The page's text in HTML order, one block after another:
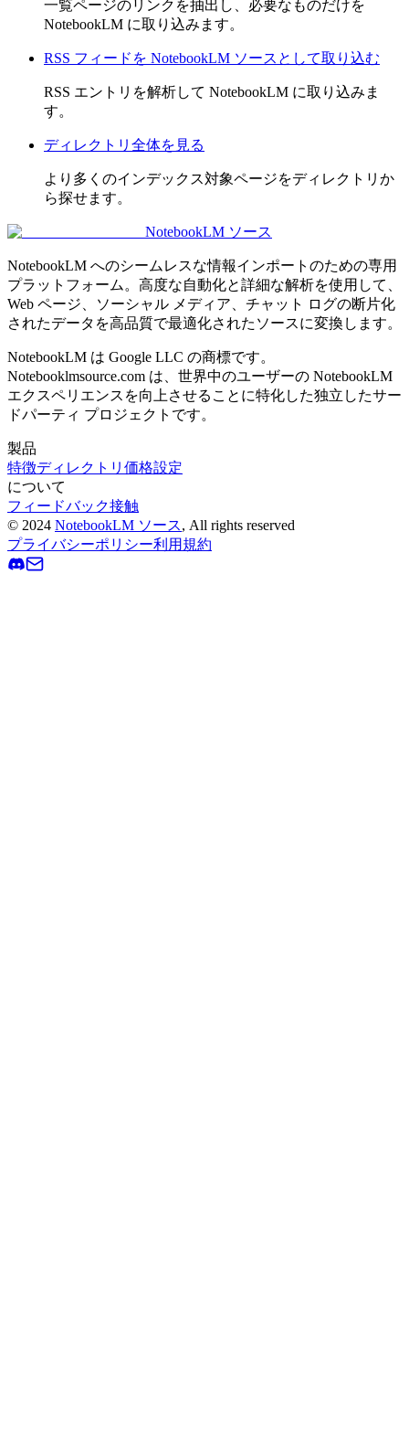
一覧ページのリンクを抽出し、必要なものだけを
NotebookLM に取り込みます。
RSS フィードを NotebookLM ソースとして取り込む
RSS エントリを解析して NotebookLM に取り込みま
す。
ディレクトリ全体を見る
より多くのインデックス対象ページをディレクトリか
ら探せます。
NotebookLM ソース
NotebookLM へのシームレスな情報インポートのための専用
プラットフォーム。高度な自動化と詳細な解析を使用して、
Web ページ、ソーシャル メディア、チャット ログの断片化
されたデータを高品質で最適化されたソースに変換します。
NotebookLM は Google LLC の商標です。
Notebooklmsource.com は、世界中のユーザーの NotebookLM
エクスペリエンスを向上させることに特化した独立したサー
ドパーティ プロジェクトです。
製品
特徴ディレクトリ 価格設定
について
フィードバック接触
© 2024 NotebookLM ソース, All rights reserved
プライバシーポリシー利用規約